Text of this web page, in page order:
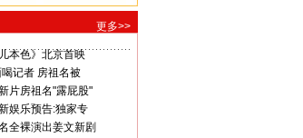
更多>>
儿本色》北京首映
记者 房祖名被
片房祖名"露屁股"
娱乐预告:独家专
全裸演出姜文新剧